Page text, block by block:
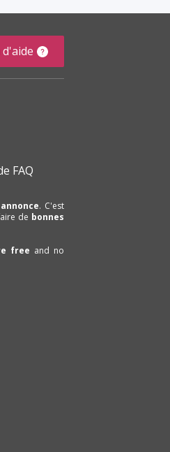
FAQ
. C'est
de bonnes
free and no